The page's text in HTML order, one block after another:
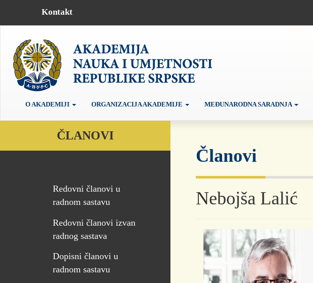
Kontakt
O AKADEMIJI ORGANIZACIJA AKADEMIJE MEĐUNARODNA SARADNJA
ČLANOVI
Redovni članovi u
radnom sastavu
Redovni članovi izvan
radnog sastava
Dopisni članovi u
radnom sastavu
Članovi
Nebojša Lalić